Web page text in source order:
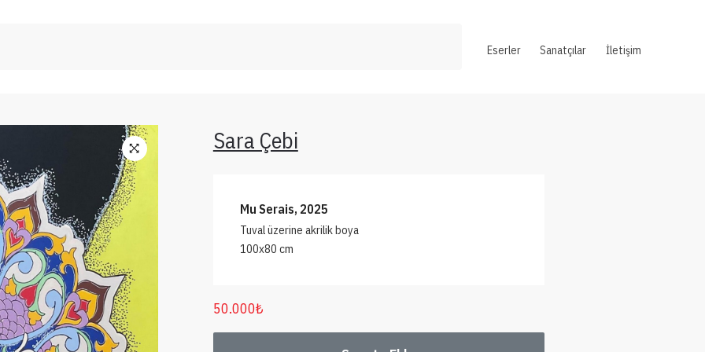
Eserler Sanatçılar İletişim
Sara Çebi
Mu Serais, 2025
Tuval üzerine akrilik boya
100x80 cm
50.000₺